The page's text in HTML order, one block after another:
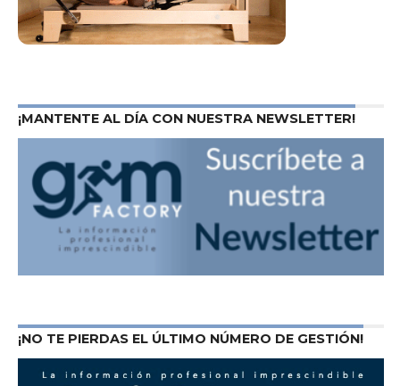
¡MANTENTE AL DÍA CON NUESTRA NEWSLETTER!
¡NO TE PIERDAS EL ÚLTIMO NÚMERO DE GESTIÓN!